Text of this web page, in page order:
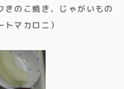
きのこ焼き、じゃがいもの
マカロニ）